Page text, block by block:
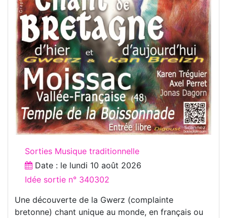
Sorties Musique traditionnelle
Date : le lundi 10 août 2026
Idée sortie n° 340302
Une découverte de la Gwerz (complainte
bretonne) chant unique au monde, en français ou